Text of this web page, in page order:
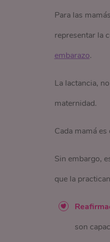
Para las
representar la
embarazo.
La lactancia,
maternidad.
Cada mamá
Sin embargo,
que la
son